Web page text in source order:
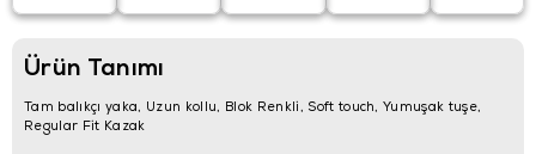
Ürün Tanımı
Tam balıkçı yaka, Uzun kollu, Blok Renkli, Soft touch, Yumuşak tuşe,
Regular Fit Kazak